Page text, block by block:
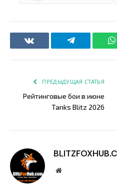
VKontakteTelegram
ПРЕДЫДУЩАЯ СТАТЬЯ
Рейтинговые бои в июне
Tanks Blitz 2026
Website